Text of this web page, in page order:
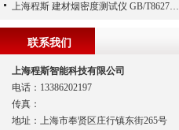
上海程斯 建材烟密度测试仪 GB/T8627-2007 实用技术原理
联系我们
上海程斯智能科技有限公司
电话：13386202197
传真：
地址：上海市奉贤区庄行镇东街265号